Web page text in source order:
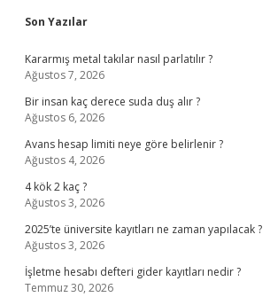
Sidebar
Son Yazılar
Kararmış metal takılar nasıl parlatılır ?
Ağustos 7, 2026
Bir insan kaç derece suda duş alır ?
Ağustos 6, 2026
Avans hesap limiti neye göre belirlenir ?
Ağustos 4, 2026
4 kök 2 kaç ?
Ağustos 3, 2026
2025’te üniversite kayıtları ne zaman yapılacak ?
Ağustos 3, 2026
İşletme hesabı defteri gider kayıtları nedir ?
Temmuz 30, 2026